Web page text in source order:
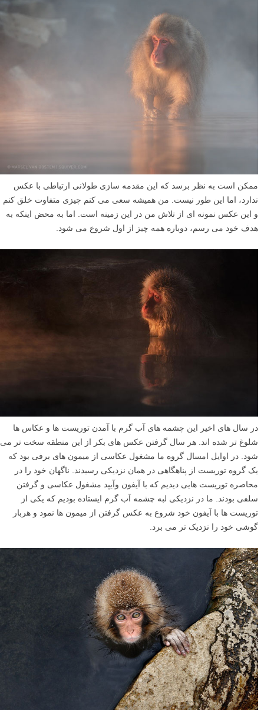
ممکن است به نظر برسد که این مقدمه سازی طولانی ارتباطی با عکس
ندارد، اما این طور نیست. من همیشه سعی می کنم چیزی متفاوت خلق کنم
و این عکس نمونه ای از تلاش من در این زمینه است. اما به محض اینکه به
هدف خود می رسم، دوباره همه چیز از اول شروع می شود.
در سال های اخیر این چشمه های آب گرم با آمدن توریست ها و عکاس ها
شلوغ تر شده اند. هر سال گرفتن عکس های بکر از این منطقه سخت تر می
شود. در اوایل امسال گروه ما مشغول عکاسی از میمون های برفی بود که
یک گروه توریست از پناهگاهی در همان نزدیکی رسیدند. ناگهان خود را در
محاصره توریست هایی دیدیم که با آیفون وآیپد مشغول عکاسی و گرفتن
سلفی بودند. ما در نزدیکی لبه چشمه آب گرم ایستاده بودیم که یکی از
توریست ها با آیفون خود شروع به عکس گرفتن از میمون ها نمود و هربار
گوشی خود را نزدیک تر می برد.